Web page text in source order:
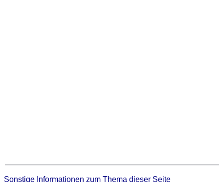
Sonstige Informationen zum Thema dieser Seite